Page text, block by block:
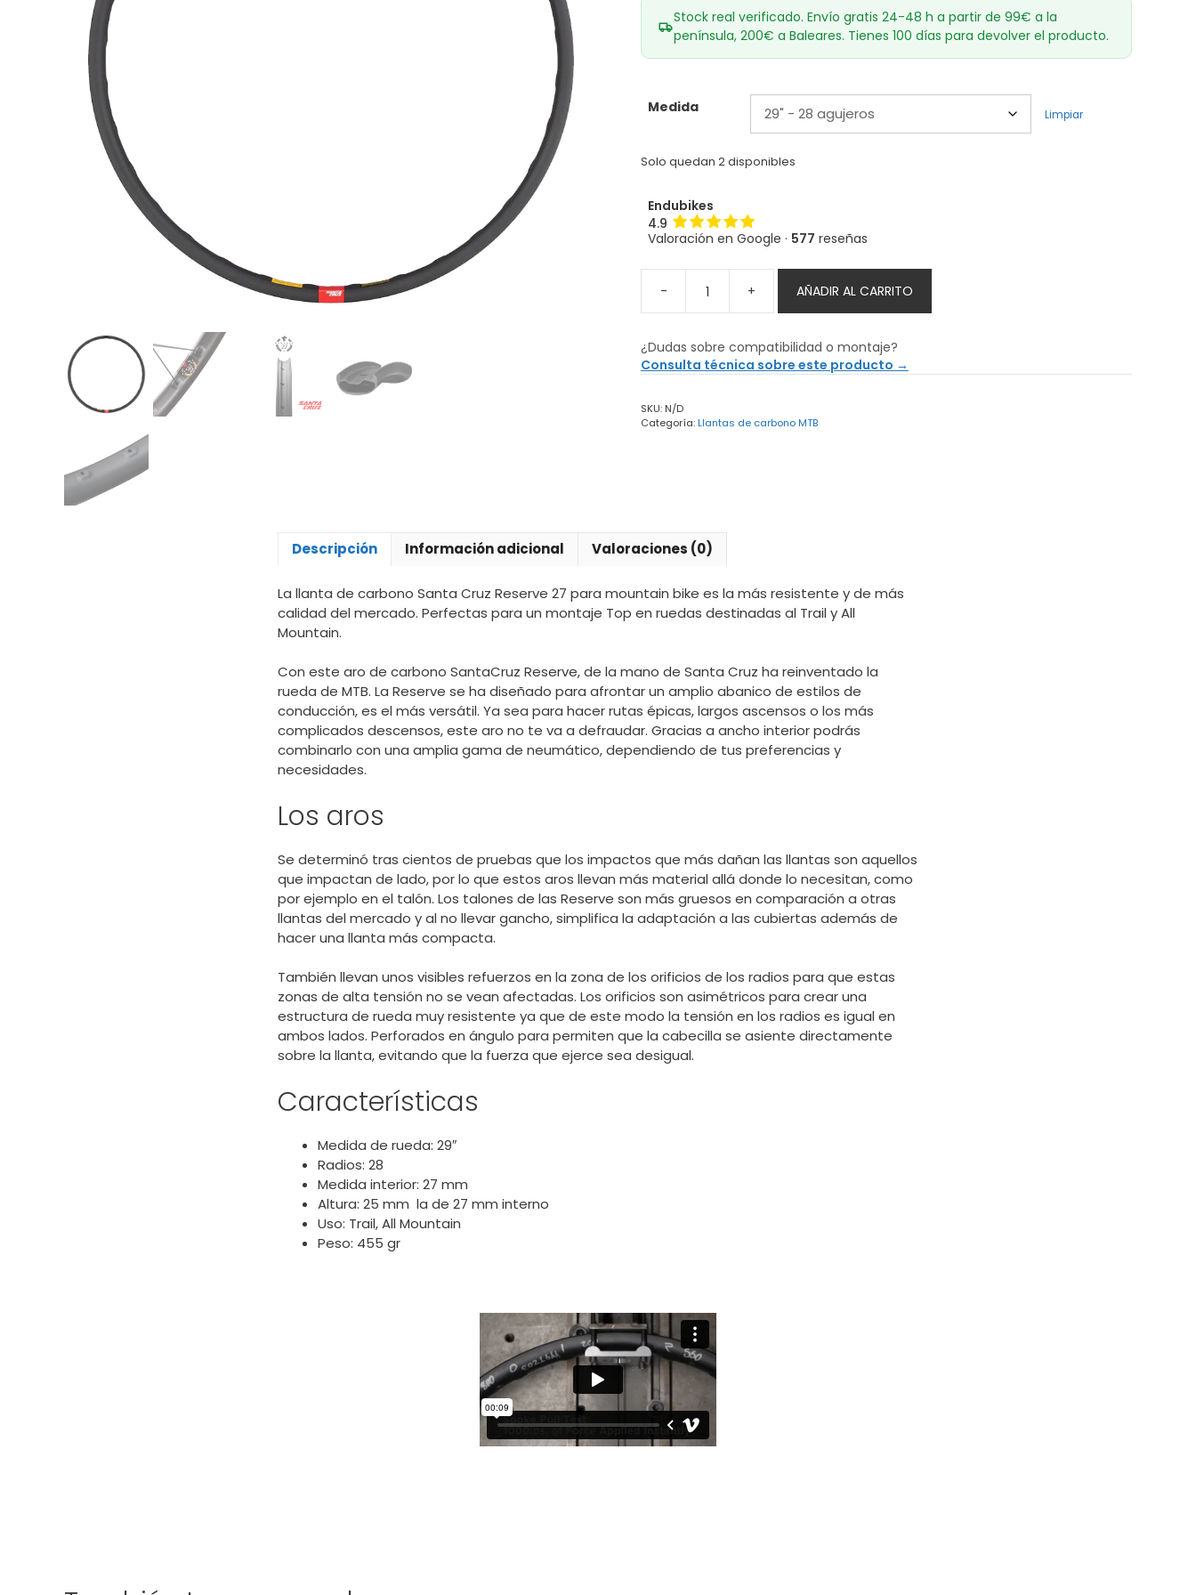
Stock real verificado. Envío gratis 24-48 h a partir de 99€ a la
península, 200€ a Baleares. Tienes 100 días para devolver el producto.
Medida Limpiar
Solo quedan 2 disponibles
Endubikes
4.9
Valoración en Google · 577 reseñas
-
de
Santa
Cruz
27
-
+ AÑADIR AL CARRITO
¿Dudas sobre compatibilidad o montaje?
Consulta técnica sobre este producto →
SKU: N/D
Categoría:Llantas de carbono MTB
Descripción Información adicional Valoraciones (0)
La llanta de carbono Santa Cruz Reserve 27 para mountain bike es la más resistente y de más
calidad del mercado. Perfectas para un montaje Top en ruedas destinadas al Trail y All
Mountain.
Con este aro de carbono SantaCruz Reserve, de la mano de Santa Cruz ha reinventado la
rueda de MTB. La Reserve se ha diseñado para afrontar un amplio abanico de estilos de
conducción, es el más versátil. Ya sea para hacer rutas épicas, largos ascensos o los más
complicados descensos, este aro no te va a defraudar. Gracias a ancho interior podrás
combinarlo con una amplia gama de neumático, dependiendo de tus preferencias y
necesidades.
Los aros
Se determinó tras cientos de pruebas que los impactos que más dañan las llantas son aquellos
que impactan de lado, por lo que estos aros llevan más material allá donde lo necesitan, como
por ejemplo en el talón. Los talones de las Reserve son más gruesos en comparación a otras
llantas del mercado y al no llevar gancho, simplifica la adaptación a las cubiertas además de
hacer una llanta más compacta.
También llevan unos visibles refuerzos en la zona de los orificios de los radios para que estas
zonas de alta tensión no se vean afectadas. Los orificios son asimétricos para crear una
estructura de rueda muy resistente ya que de este modo la tensión en los radios es igual en
ambos lados. Perforados en ángulo para permiten que la cabecilla se asiente directamente
sobre la llanta, evitando que la fuerza que ejerce sea desigual.
Características
Medida de rueda: 29″
Radios: 28
Medida interior: 27 mm
Altura: 25 mm la de 27 mm interno
Uso: Trail, All Mountain
Peso: 455 gr